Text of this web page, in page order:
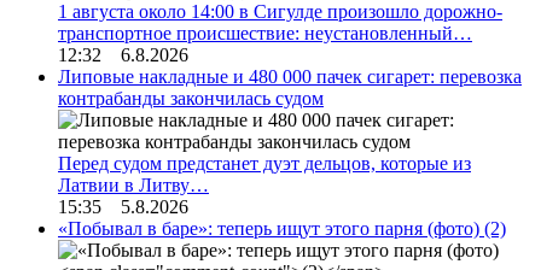
1 августа около 14:00 в Сигулде произошло дорожно-
транспортное происшествие: неустановленный…
12:32 6.8.2026
Липовые накладные и 480 000 пачек сигарет: перевозка
контрабанды закончилась судом
Перед судом предстанет дуэт дельцов, которые из
Латвии в Литву…
15:35 5.8.2026
«Побывал в баре»: теперь ищут этого парня (фото) (2)